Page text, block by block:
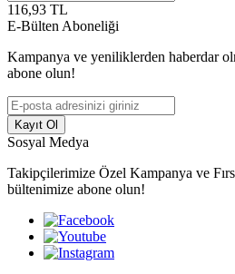
116,93 TL
E-Bülten Aboneliği
Kampanya ve yeniliklerden haberdar
abone olun!
Kayıt Ol
Sosyal Medya
Takipçilerimize Özel Kampanya ve
bültenimize abone olun!